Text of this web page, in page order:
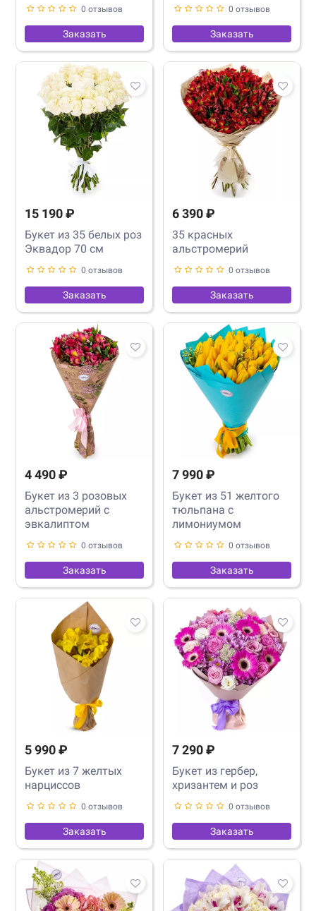
0 отзывов
Заказать
0 отзывов
Заказать
15 190 ₽
Букет из 35 белых роз
Эквадор 70 см
0 отзывов
Заказать
6 390 ₽
35 красных
альстромерий
0 отзывов
Заказать
4 490 ₽
Букет из 3 розовых
альстромерий с
эвкалиптом
0 отзывов
Заказать
7 990 ₽
Букет из 51 желтого
тюльпана с
лимониумом
0 отзывов
Заказать
5 990 ₽
Букет из 7 желтых
нарциссов
0 отзывов
Заказать
7 290 ₽
Букет из гербер,
хризантем и роз
0 отзывов
Заказать